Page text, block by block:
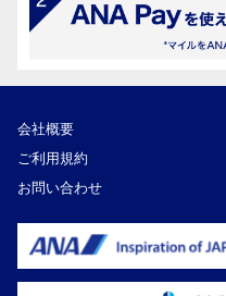
会社概要
ご利用規約
お問い合わせ